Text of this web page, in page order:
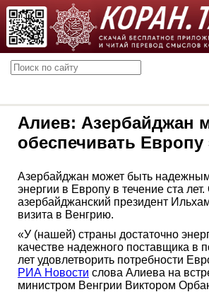
Алиев: Азербайджан
обеспечивать Европу
Азербайджан может быть
энергии в Европу в течение ста
азербайджанский президент
визита в Венгрию.
«У (нашей) страны достаточно
качестве надежного поставщика в
лет удовлетворить потребности
РИА Новости слова Алиева на
министром Венгрии Виктором